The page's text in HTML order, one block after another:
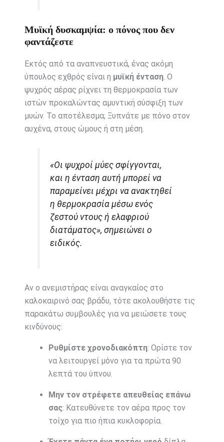
Μυϊκή δυσκαμψία: ο πόνος που δεν
φαντάζεστε
Εκτός από τα αναπνευστικά, ένας ακόμη
ύπουλος εχθρός είναι η μυϊκή ένταση. Ο
ψυχρός αέρας ρίχνει τη θερμοκρασία των
ιστών προκαλώντας αμυντική σύσφιξη των
μυών. Το αποτέλεσμα; Ξυπνάτε με πόνο στον
αυχένα, στους ώμους ή στη μέση.
«Οι ψυχροί μύες σφίγγονται,
και η ένταση αυτή μπορεί να
παραμείνει μέχρι να ανακτηθεί
η θερμοκρασία μέσω ενός
ζεστού ντους ή ελαφριού
διατάματος», σημειώνει ο
ειδικός.
Αν ο ανεμιστήρας είναι αναγκαίος στο
καλοκαιρινό σας βράδυ, τότε ακολουθήστε τις
παρακάτω συμβουλές για να μειώσετε τους
κινδύνους:
Ρυθμίστε χρονοδιακόπτη: Ορίστε τον
να λειτουργεί μόνο για τα πρώτα 90
λεπτά του ύπνου.
Μην τον στρέφετε απευθείας επάνω
σας: Κατευθύνετε τον αέρα προς τον
τοίχο για πιο ήπια κυκλοφορία.